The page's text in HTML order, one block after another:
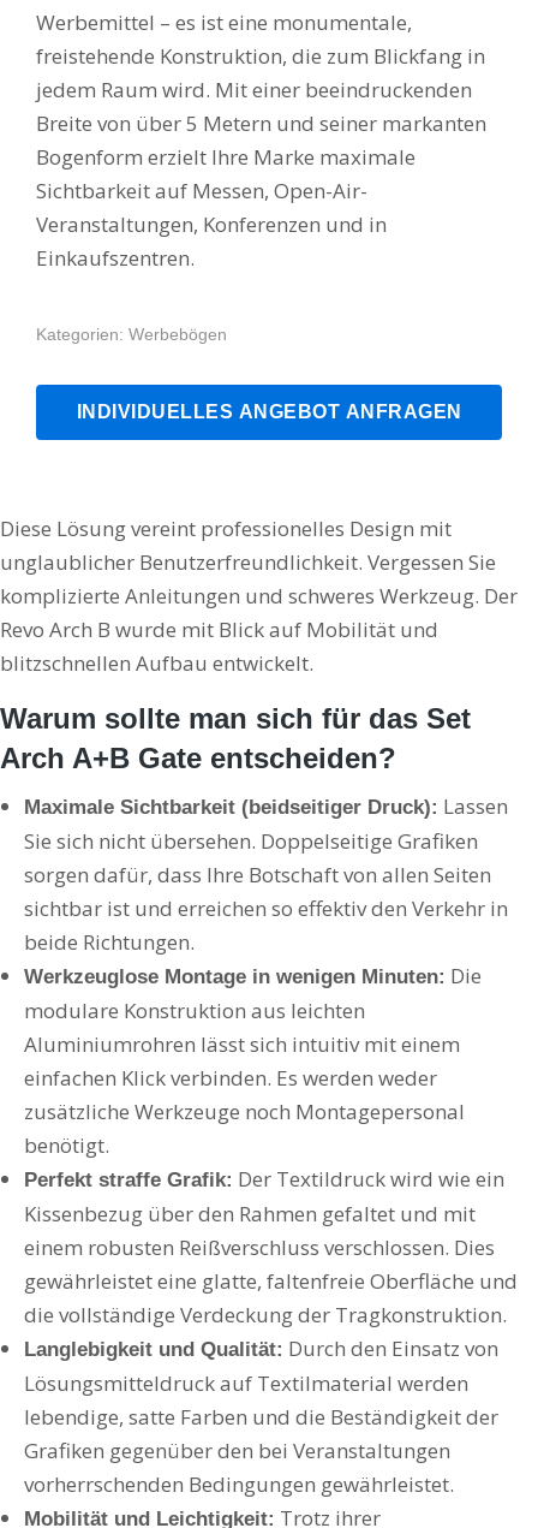
Werbemittel – es ist eine monumentale,
freistehende Konstruktion, die zum Blickfang in
jedem Raum wird. Mit einer beeindruckenden
Breite von über 5 Metern und seiner markanten
Bogenform erzielt Ihre Marke maximale
Sichtbarkeit auf Messen, Open-Air-
Veranstaltungen, Konferenzen und in
Einkaufszentren.
Kategorien: Werbebögen
INDIVIDUELLES ANGEBOT ANFRAGEN
Diese Lösung vereint professionelles Design mit
unglaublicher Benutzerfreundlichkeit. Vergessen Sie
komplizierte Anleitungen und schweres Werkzeug. Der
Revo Arch B wurde mit Blick auf Mobilität und
blitzschnellen Aufbau entwickelt.
Warum sollte man sich für das Set
Arch A+B Gate entscheiden?
Maximale Sichtbarkeit (beidseitiger Druck): Lassen
Sie sich nicht übersehen. Doppelseitige Grafiken
sorgen dafür, dass Ihre Botschaft von allen Seiten
sichtbar ist und erreichen so effektiv den Verkehr in
beide Richtungen.
Werkzeuglose Montage in wenigen Minuten: Die
modulare Konstruktion aus leichten
Aluminiumrohren lässt sich intuitiv mit einem
einfachen Klick verbinden. Es werden weder
zusätzliche Werkzeuge noch Montagepersonal
benötigt.
Perfekt straffe Grafik: Der Textildruck wird wie ein
Kissenbezug über den Rahmen gefaltet und mit
einem robusten Reißverschluss verschlossen. Dies
gewährleistet eine glatte, faltenfreie Oberfläche und
die vollständige Verdeckung der Tragkonstruktion.
Langlebigkeit und Qualität: Durch den Einsatz von
Lösungsmitteldruck auf Textilmaterial werden
lebendige, satte Farben und die Beständigkeit der
Grafiken gegenüber den bei Veranstaltungen
vorherrschenden Bedingungen gewährleistet.
Mobilität und Leichtigkeit: Trotz ihrer